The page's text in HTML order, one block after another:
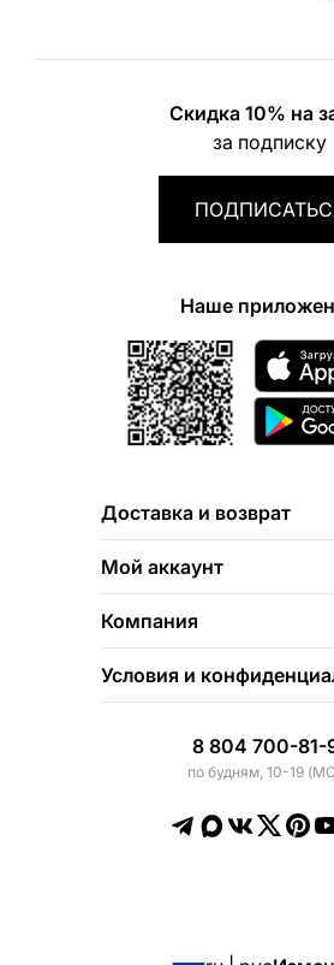
Скидка 10% на
за подписку
Наше
Доставка и возврат
Мой аккаунт
Компания
Условия и
8 804 700-81-
по будням, 10-19